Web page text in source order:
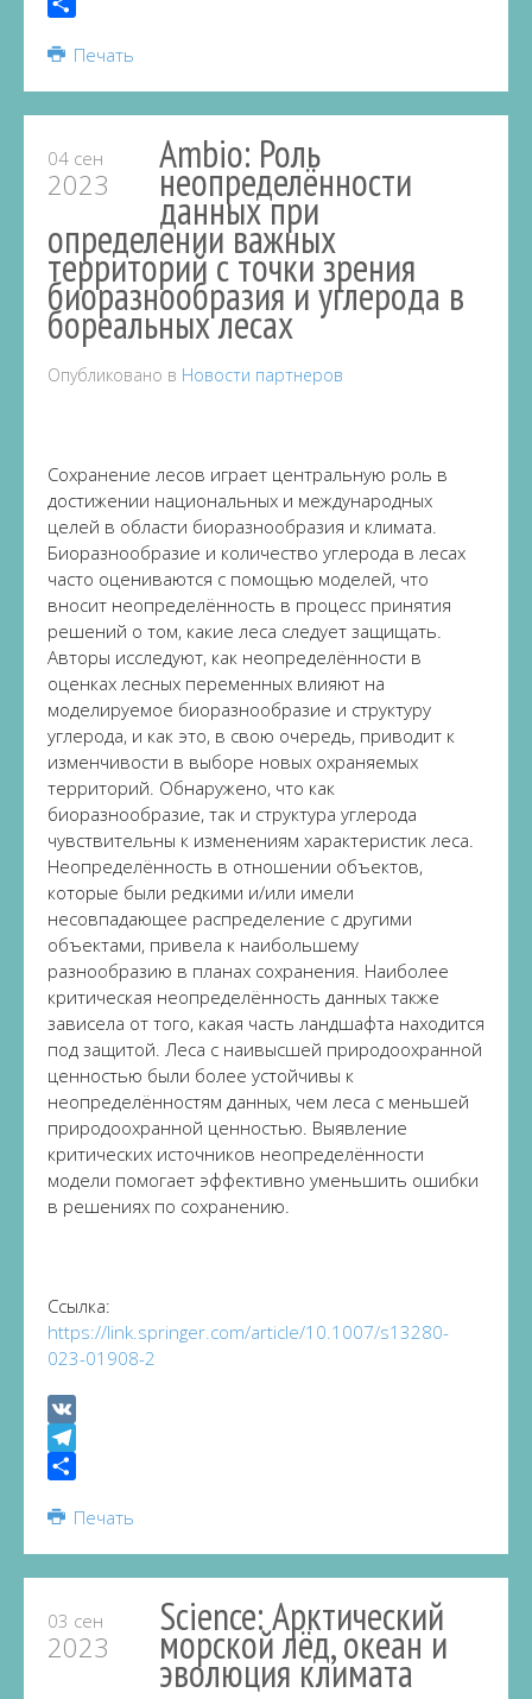
Печать
04 сен
2023
Ambio: Роль
неопределённости
данных при
определении важных
территорий с точки зрения
биоразнообразия и углерода в
бореальных лесах
Опубликовано в Новости партнеров
Сохранение лесов играет центральную роль в
достижении национальных и международных
целей в области биоразнообразия и климата.
Биоразнообразие и количество углерода в лесах
часто оцениваются с помощью моделей, что
вносит неопределённость в процесс принятия
решений о том, какие леса следует защищать.
Авторы исследуют, как неопределённости в
оценках лесных переменных влияют на
моделируемое биоразнообразие и структуру
углерода, и как это, в свою очередь, приводит к
изменчивости в выборе новых охраняемых
территорий. Обнаружено, что как
биоразнообразие, так и структура углерода
чувствительны к изменениям характеристик леса.
Неопределённость в отношении объектов,
которые были редкими и/или имели
несовпадающее распределение с другими
объектами, привела к наибольшему
разнообразию в планах сохранения. Наиболее
критическая неопределённость данных также
зависела от того, какая часть ландшафта находится
под защитой. Леса с наивысшей природоохранной
ценностью были более устойчивы к
неопределённостям данных, чем леса с меньшей
природоохранной ценностью. Выявление
критических источников неопределённости
модели помогает эффективно уменьшить ошибки
в решениях по сохранению.
Ссылка:
https://link.springer.com/article/10.1007/s13280-
023-01908-2
VK
Telegram
Печать
03 сен
2023
Science: Арктический
морской лёд, океан и
эволюция климата